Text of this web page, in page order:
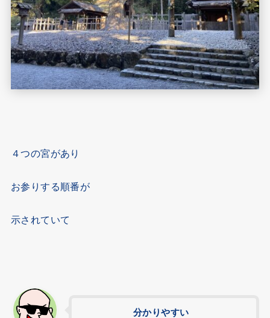
４つの宮があり
お参りする順番が
示されていて
分かりやすい